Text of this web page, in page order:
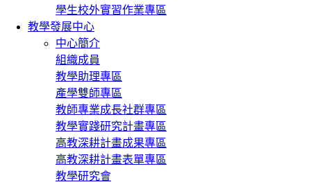
學生校外實習作業專區
教學發展中心
中心簡介
組織成員
教學助理專區
產學雙師專區
教師專業成長社群專區
教學實踐研究計畫專區
高教深耕計畫成果專區
高教深耕計畫表單專區
教學研究會